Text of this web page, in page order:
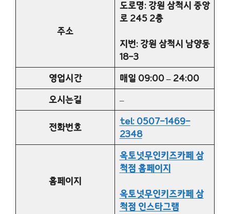
주소
도로명: 강원 삼척시 중앙
로 245 2층
지번: 강원 삼척시 남양동
18-3
영업시간
매일 09:00 – 24:00
오시는길
–
전화번호
tel: 0507-1469-
2348
홈페이지
옥토넛무인키즈카페 삼
척점 홈페이지
옥토넛무인키즈카페 삼
척점 인스타그램